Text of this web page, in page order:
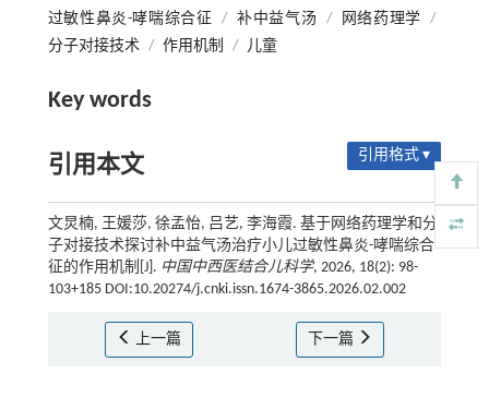
过敏性鼻炎-哮喘综合征 / 补中益气汤 / 网络药理学
/
分子对接技术 / 作用机制 / 儿童
Key words
引用本文 引用格式 ▾
文炅楠, 王媛莎, 徐孟怡, 吕艺, 李海霞. 基于网络药理学和分
子对接技术探讨补中益气汤治疗小儿过敏性鼻炎-哮喘综合
征的作用机制[J]. 中国中西医结合儿科学, 2026, 18(2): 98-
103+185 DOI:10.20274/j.cnki.issn.1674-3865.2026.02.002
上一篇 下一篇